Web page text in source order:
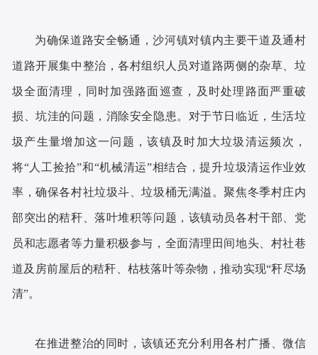
为确保道路安全畅通，沙河镇对镇内主要干道及通村
道路开展集中整治，各村组织人员对道路两侧的杂草、垃
圾全面清理，同时加强路面巡查，及时处理路面严重破
损、坑洼的问题，消除安全隐患。对于节日临近，生活垃
圾产生量增加这一问题，该镇及时加大垃圾清运频次，
将“人工捡拾”和“机械清运”相结合，提升垃圾清运作业效
率，确保各村社垃圾斗、垃圾桶无满溢。聚焦冬季村庄内
部突出的秸秆、落叶堆积等问题，该镇动员各村干部、党
员和志愿者等力量积极参与，全面清理田间地头、村社巷
道及房前屋后的秸秆、枯枝落叶等杂物，推动实现“秆尽场
清”。
在推进整治的同时，该镇还充分利用各村广播、微信